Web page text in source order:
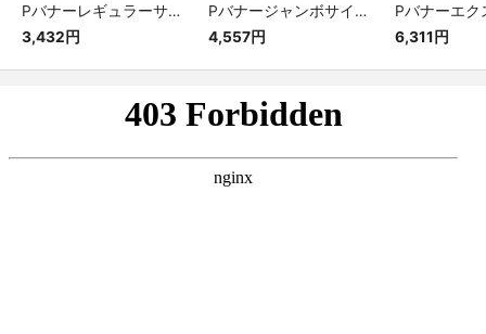
Pバナーレギュラーサイズ専用ポール
3,432円
Pバナージャンボサイズ専用ポール
4,557円
6,311円